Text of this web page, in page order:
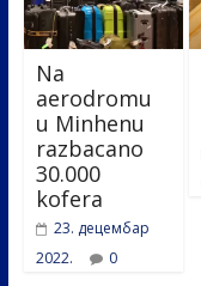
Na
aerodromu
u Minhenu
razbacano
30.000
kofera
23. децембар
2022.
0